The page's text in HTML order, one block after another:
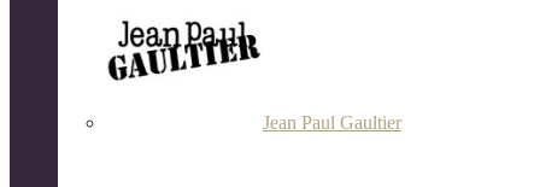
Jean Paul Gaultier